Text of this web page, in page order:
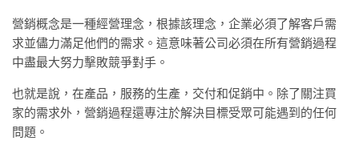
營銷概念是一種經營理念，根據該理念，企業必須了解客戶需
求並儘力滿足他們的需求。這意味著公司必須在所有營銷過程
中盡最大努力擊敗競爭對手。
也就是說，在產品，服務的生產，交付和促銷中。除了關注買
家的需求外，營銷過程還專注於解決目標受眾可能遇到的任何
問題。